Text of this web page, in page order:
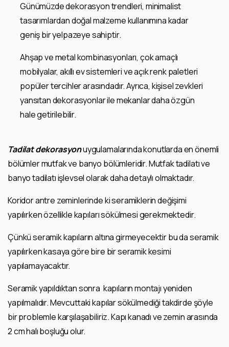
Günümüzde dekorasyon trendleri, minimalist
tasarımlardan doğal malzeme kullanımına kadar
geniş bir yelpazeye sahiptir.
Ahşap ve metal kombinasyonları, çok amaçlı
mobilyalar, akıllı ev sistemleri ve açık renk paletleri
popüler tercihler arasındadır. Ayrıca, kişisel zevkleri
yansıtan dekorasyonlar ile mekanlar daha özgün
hale getirilebilir.
Tadilat dekorasyonuygulamalarında konutlarda en önemli
bölümler mutfak ve banyo bölümleridir. Mutfak tadilatı ve
banyo tadilatı işlevsel olarak daha detaylı olmaktadır.
Koridor antre zeminlerinde ki seramiklerin değişimi
yapılırken özellikle kapıları sökülmesi gerekmektedir.
Çünkü seramik kapıların altına girmeyecektir bu da seramik
yapılırken kasaya göre bire bir seramik kesimi
yapılamayacaktır.
Seramik yapıldıktan sonra kapıların montajı yeniden
yapılmalıdır. Mevcuttaki kapılar sökülmediği takdirde şöyle
bir problemle karşılaşabiliriz. Kapı kanadı ve zemin arasında
2 cm halı boşluğu olur.